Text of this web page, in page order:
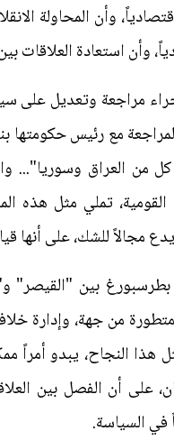
وأن المحاولة
وأن استعادة
مراجعة وتعديل على
مع رئيس حكومتها
العراق وسوريا"...
القومية، تملي مثل
يدع مجالاً للشك، على أنها
بين "القيصر"
من جهة، وإدارة
هذا النجاح، يبدو أمراً
على أن الفصل بين
في السياسة.